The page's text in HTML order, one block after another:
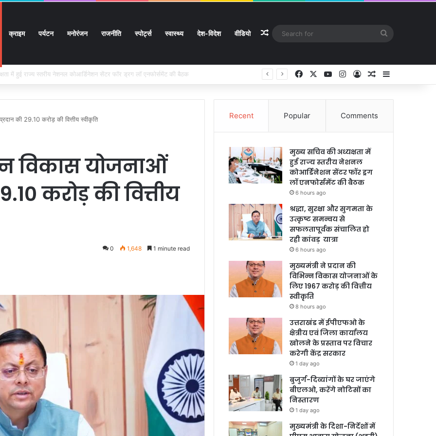
क्राइम पर्यटन मनोरंजन राजनीति स्पोर्ट्स स्वास्थ्य देश-विदेश वीडियो Random Article
के उत्कृष्ट समन्वय से सफलतापूर्वक संचालित हो रही कांवड़ यात्रा Facebook YouTubeInstagram
Log InRandom Article
की 29.10 करोड़ की वित्तीय स्वीकृति
विकास योजनाओं
करोड़ की वित्तीय
0 1,648 1 minute read
Recent Popular Comments
मुख्य सचिव की अध्यक्षता में
हुई राज्य स्तरीय नेशनल
कोआर्डिनेशन सेंटर फॉर ड्रग
लॉ एनफोर्समेंट की बैठक
6 hours ago
श्रद्धा, सुरक्षा और सुगमता के
उत्कृष्ट समन्वय से
सफलतापूर्वक संचालित हो
रही कांवड़ यात्रा
6 hours ago
मुख्यमंत्री ने प्रदान की
विभिन्न विकास योजनाओं के
लिए 1967 करोड़ की वित्तीय
स्वीकृति
8 hours ago
उत्तराखंड में ईपीएफओ के
क्षेत्रीय एवं जिला कार्यालय
खोलने के प्रस्ताव पर विचार
करेगी केंद्र सरकार
1 day ago
बुजुर्ग-दिव्यांगों के घर जाएंगे
बीएलओ, करेंगे नोटिसों का
निस्तारण
1 day ago
मुख्यमंत्री के दिशा-निर्देशों में